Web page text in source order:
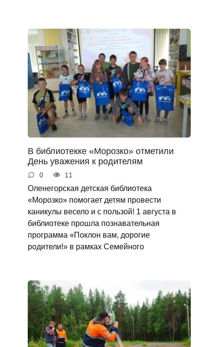
В библиотекке «Морозко» отметили
День уважения к родителям
0 11
Оленегорская детская библиотека
«Морозко» помогает детям провести
каникулы весело и с пользой! 1 августа в
библиотеке прошла познавательная
программа «Поклон вам, дорогие
родители!» в рамках Семейного